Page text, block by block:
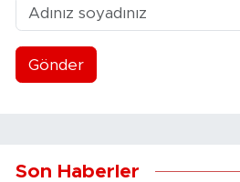
Gönder
Son Haberler